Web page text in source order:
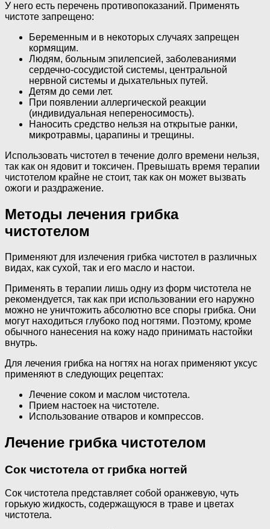
У него есть перечень противопоказаний. Применять
чистоте запрещено:
Беременным и в некоторых случаях запрещен
кормящим.
Людям, больным эпилепсией, заболеваниями
сердечно-сосудистой системы, центральной
нервной системы и дыхательных путей.
Детям до семи лет.
При появлении аллергической реакции
(индивидуальная непереносимость).
Наносить средство нельзя на открытые ранки,
микротравмы, царапины и трещины.
Использовать чистотел в течение долго времени нельзя,
так как он ядовит и токсичен. Превышать время терапии
чистотелом крайне не стоит, так как он может вызвать
ожоги и раздражение.
Методы лечения грибка
чистотелом
Применяют для излечения грибка чистотел в различных
видах, как сухой, так и его масло и настои.
Применять в терапии лишь одну из форм чистотела не
рекомендуется, так как при использовании его наружно
можно не уничтожить абсолютно все споры грибка. Они
могут находиться глубоко под ногтями. Поэтому, кроме
обычного нанесения на кожу надо принимать настойки
внутрь.
Для лечения грибка на ногтях на ногах применяют уксус
применяют в следующих рецептах:
Лечение соком и маслом чистотела.
Прием настоек на чистотеле.
Использование отваров и компрессов.
Лечение грибка чистотелом
Сок чистотела от грибка ногтей
Сок чистотела представляет собой оранжевую, чуть
горькую жидкость, содержащуюся в траве и цветах
чистотела.